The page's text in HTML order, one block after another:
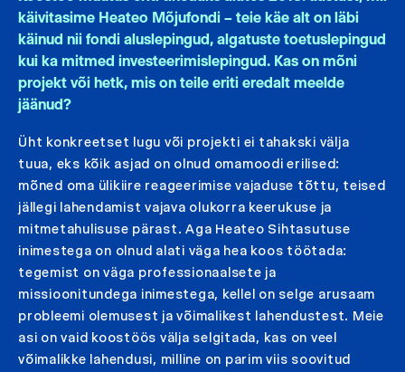
käivitasime Heateo Mõjufondi – teie käe alt on läbi
käinud nii fondi aluslepingud, algatuste toetuslepingud
kui ka mitmed investeerimislepingud. Kas on mõni
projekt või hetk, mis on teile eriti eredalt meelde
jäänud?
Üht konkreetset lugu või projekti ei tahakski välja
tuua, eks kõik asjad on olnud omamoodi erilised:
mõned oma ülikiire reageerimise vajaduse tõttu, teised
jällegi lahendamist vajava olukorra keerukuse ja
mitmetahulisuse pärast. Aga Heateo Sihtasutuse
inimestega on olnud alati väga hea koos töötada:
tegemist on väga professionaalsete ja
missioonitundega inimestega, kellel on selge arusaam
probleemi olemusest ja võimalikest lahendustest. Meie
asi on vaid koostöös välja selgitada, kas on veel
võimalikke lahendusi, milline on parim viis soovitud